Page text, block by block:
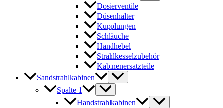
Dosierventile
Düsenhalter
Kupplungen
Schläuche
Handhebel
Strahlkesselzubehör
Kabinenersatzteile
Sandstrahlkabinen
Spalte 1
Handstrahlkabinen